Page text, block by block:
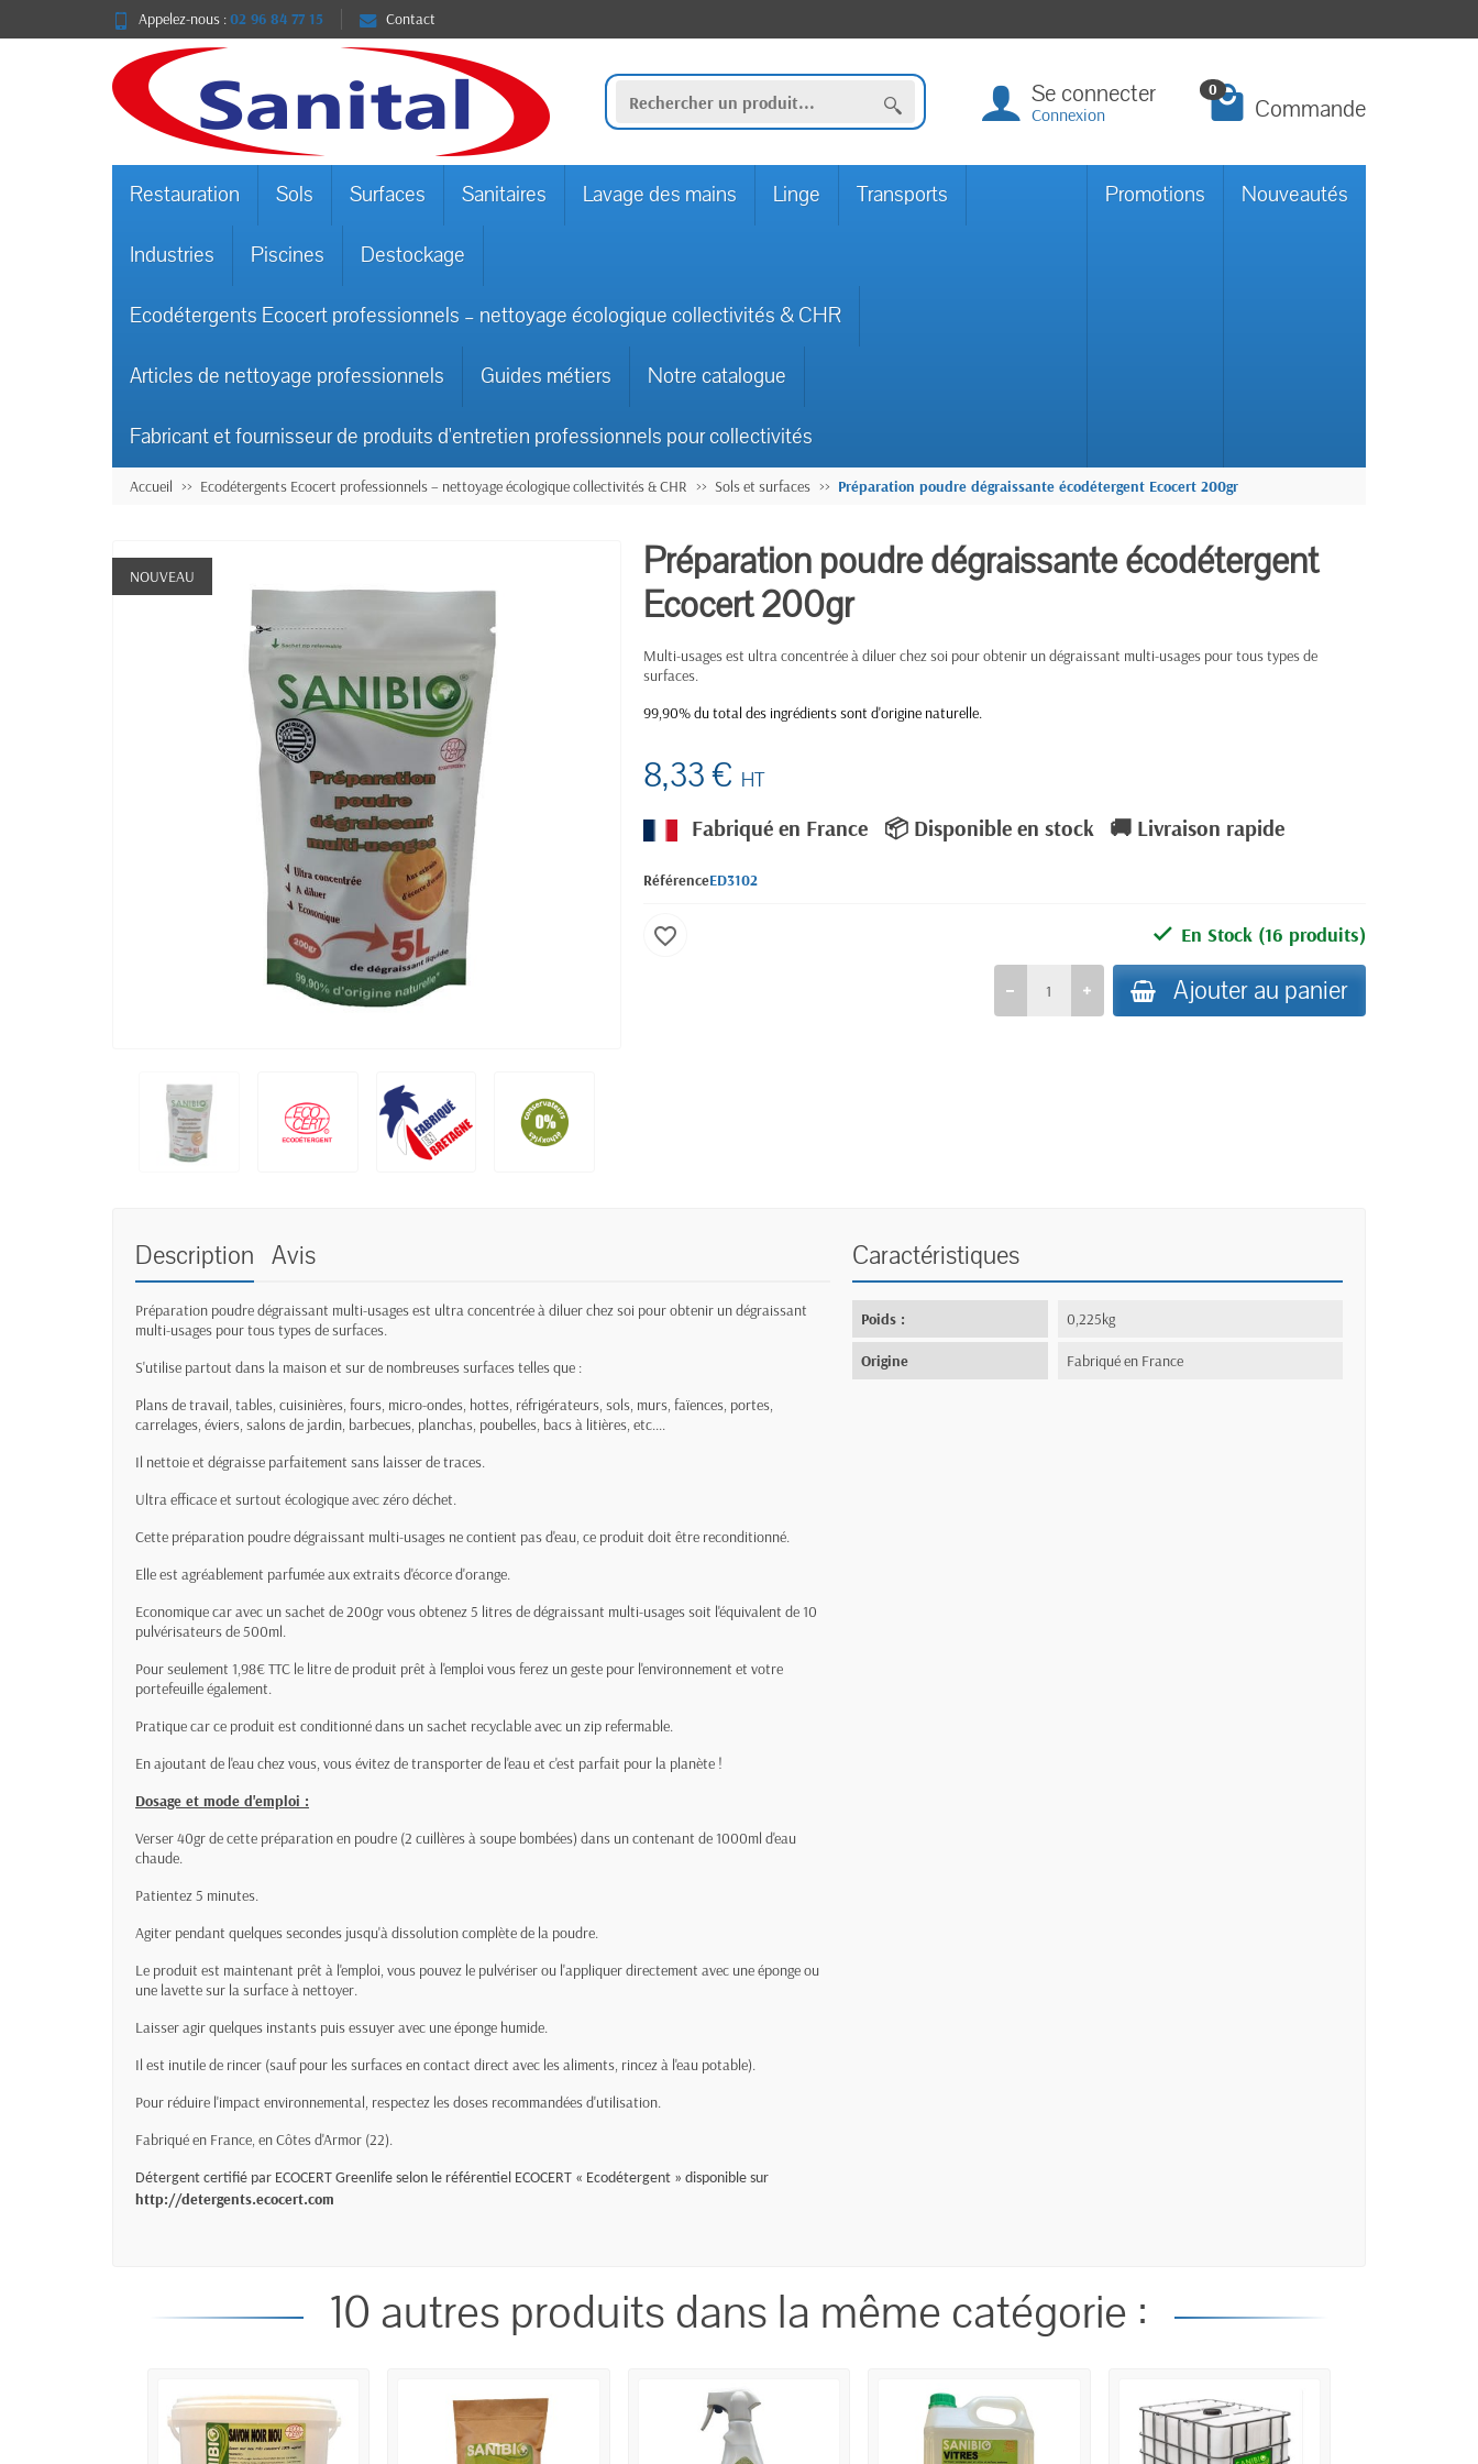
Appelez-nous :02 96 84 77 15 Contact
Se connecter
Connexion
0
Commande
Restauration Sols Surfaces Sanitaires Lavage des mains Linge Transports
Industries Piscines Destockage
Ecodétergents Ecocert professionnels – nettoyage écologique collectivités & CHR
Articles de nettoyage professionnels Guides métiers Notre catalogue
Fabricant et fournisseur de produits d'entretien professionnels pour collectivités
Promotions Nouveautés
Accueil Ecodétergents Ecocert professionnels – nettoyage écologique collectivités & CHR Sols et surfaces Préparation poudre dégraissante écodétergent Ecocert 200gr
NOUVEAU
Préparation poudre dégraissante écodétergent
Ecocert 200gr
Multi-usages est ultra concentrée à diluer chez soi pour obtenir un dégraissant multi-usages pour tous types de
surfaces.
99,90% du total des ingrédients sont d'origine naturelle.
8,33 € HT
Fabriqué en France 📦 Disponible en stock 🚚 Livraison rapide
RéférenceED3102
En Stock (16 produits)
Ajouter au panier
favorite_border
Description Avis
Préparation poudre dégraissant multi-usages est ultra concentrée à diluer chez soi pour obtenir un dégraissant
multi-usages pour tous types de surfaces.
S'utilise partout dans la maison et sur de nombreuses surfaces telles que :
Plans de travail, tables, cuisinières, fours, micro-ondes, hottes, réfrigérateurs, sols, murs, faïences, portes,
carrelages, éviers, salons de jardin, barbecues, planchas, poubelles, bacs à litières, etc....
Il nettoie et dégraisse parfaitement sans laisser de traces.
Ultra efficace et surtout écologique avec zéro déchet.
Cette préparation poudre dégraissant multi-usages ne contient pas d'eau, ce produit doit être reconditionné.
Elle est agréablement parfumée aux extraits d'écorce d'orange.
Economique car avec un sachet de 200gr vous obtenez 5 litres de dégraissant multi-usages soit l'équivalent de 10
pulvérisateurs de 500ml.
Pour seulement 1,98€ TTC le litre de produit prêt à l'emploi vous ferez un geste pour l'environnement et votre
portefeuille également.
Pratique car ce produit est conditionné dans un sachet recyclable avec un zip refermable.
En ajoutant de l'eau chez vous, vous évitez de transporter de l'eau et c'est parfait pour la planète !
Dosage et mode d'emploi :
Verser 40gr de cette préparation en poudre (2 cuillères à soupe bombées) dans un contenant de 1000ml d'eau
chaude.
Patientez 5 minutes.
Agiter pendant quelques secondes jusqu'à dissolution complète de la poudre.
Le produit est maintenant prêt à l'emploi, vous pouvez le pulvériser ou l'appliquer directement avec une éponge ou
une lavette sur la surface à nettoyer.
Laisser agir quelques instants puis essuyer avec une éponge humide.
Il est inutile de rincer (sauf pour les surfaces en contact direct avec les aliments, rincez à l'eau potable).
Pour réduire l'impact environnemental, respectez les doses recommandées d'utilisation.
Fabriqué en France, en Côtes d'Armor (22).
Détergent certifié par ECOCERT Greenlife selon le référentiel ECOCERT « Ecodétergent » disponible sur
http://detergents.ecocert.com
Caractéristiques
Poids : 0,225kg
Origine Fabriqué en France
10 autres produits dans la même catégorie :